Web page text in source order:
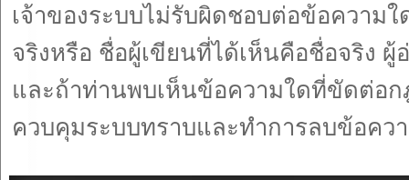
เจ้าของระบบไม่รับผิดชอบต่อข้อความ
จริงหรือ ชื่อผู้เขียนที่ได้เห็นคือชื่อจริง
และถ้าท่านพบเห็นข้อความใดที่ขัดต่อ
ควบคุมระบบทราบและทำการลบข้อคว